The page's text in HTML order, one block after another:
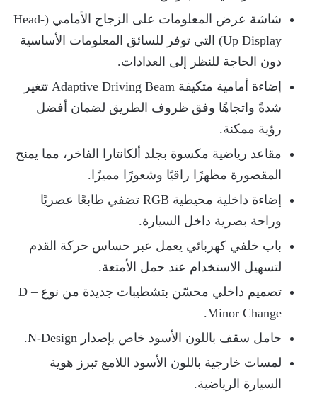
شاشة عرض المعلومات على الزجاج الأمامي (Head-
Up Display) التي توفر للسائق المعلومات الأساسية
دون الحاجة للنظر إلى العدادات.
إضاءة أمامية متكيفة Adaptive Driving Beam تتغير
شدةً واتجاهًا وفق ظروف الطريق لضمان أفضل
رؤية ممكنة.
مقاعد رياضية مكسوة بجلد ألكانتارا الفاخر، مما يمنح
المقصورة مظهرًا راقيًا وشعورًا مميزًا.
إضاءة داخلية محيطية RGB تضفي طابعًا عصريًا
وراحة بصرية داخل السيارة.
باب خلفي كهربائي يعمل عبر حساس حركة القدم
لتسهيل الاستخدام عند حمل الأمتعة.
تصميم داخلي محسّن بتشطيبات جديدة من نوع D –
Minor Change.
حامل سقف باللون الأسود خاص بإصدار N-Design.
لمسات خارجية باللون الأسود اللامع تبرز هوية
السيارة الرياضية.